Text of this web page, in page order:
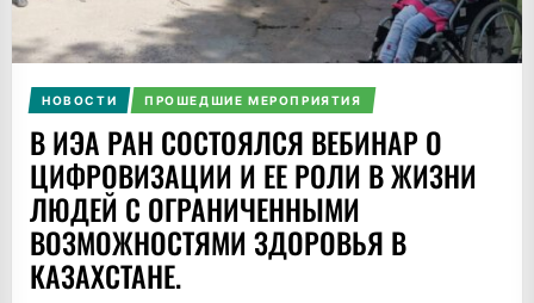
НОВОСТИ ПРОШЕДШИЕ МЕРОПРИЯТИЯ
В ИЭА РАН СОСТОЯЛСЯ ВЕБИНАР О
ЦИФРОВИЗАЦИИ И ЕЕ РОЛИ В ЖИЗНИ
ЛЮДЕЙ С ОГРАНИЧЕННЫМИ
ВОЗМОЖНОСТЯМИ ЗДОРОВЬЯ В
КАЗАХСТАНЕ.